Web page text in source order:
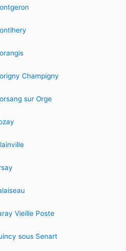
Champigny
sur Orge
Vieille Poste
sous Senart